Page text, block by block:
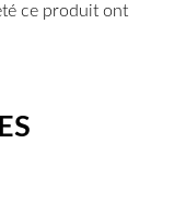
ce produit ont